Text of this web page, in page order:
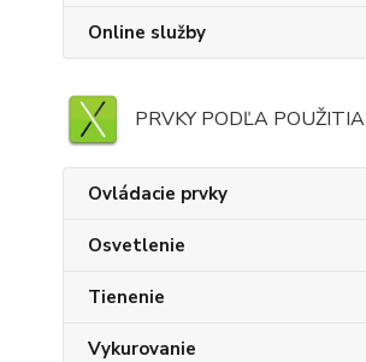
Online služby
PRVKY PODĽA POUŽITIA
Ovládacie prvky
Osvetlenie
Tienenie
Vykurovanie